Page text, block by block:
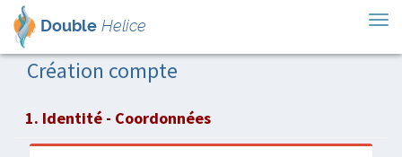
Double Helice
Création compte
1. Identité - Coordonnées